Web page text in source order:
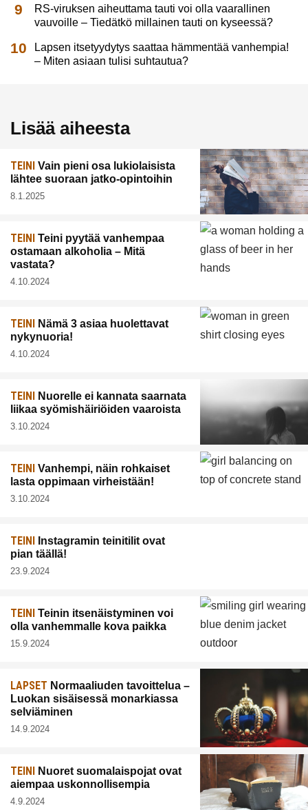
RS-viruksen aiheuttama tauti voi olla vaarallinen
vauvoille – Tiedätkö millainen tauti on kyseessä?
Lapsen itsetyydytys saattaa hämmentää vanhempia!
– Miten asiaan tulisi suhtautua?
Lisää aiheesta
TEINI Vain pieni osa lukiolaisista
lähtee suoraan jatko-opintoihin
8.1.2025
TEINI Teini pyytää vanhempaa
ostamaan alkoholia – Mitä
vastata?
4.10.2024
TEINI Nämä 3 asiaa huolettavat
nykynuoria!
4.10.2024
TEINI Nuorelle ei kannata saarnata
liikaa syömishäiriöiden vaaroista
3.10.2024
TEINI Vanhempi, näin rohkaiset
lasta oppimaan virheistään!
3.10.2024
TEINI Instagramin teinitilit ovat
pian täällä!
23.9.2024
TEINI Teinin itsenäistyminen voi
olla vanhemmalle kova paikka
15.9.2024
LAPSET Normaaliuden tavoittelua –
Luokan sisäisessä monarkiassa
selviäminen
14.9.2024
TEINI Nuoret suomalaispojat ovat
aiempaa uskonnollisempia
4.9.2024